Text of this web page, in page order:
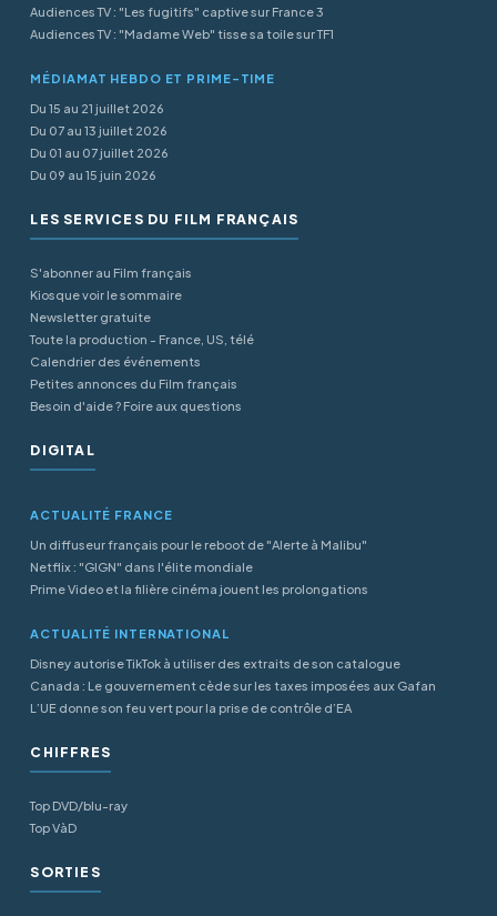
Audiences TV : "Les fugitifs" captive sur France 3
Audiences TV : "Madame Web" tisse sa toile sur TF1
MÉDIAMAT HEBDO ET PRIME-TIME
Du 15 au 21 juillet 2026
Du 07 au 13 juillet 2026
Du 01 au 07 juillet 2026
Du 09 au 15 juin 2026
LES SERVICES DU FILM FRANÇAIS
S'abonner au Film français
Kiosque voir le sommaire
Newsletter gratuite
Toute la production - France, US, télé
Calendrier des événements
Petites annonces du Film français
Besoin d'aide ? Foire aux questions
DIGITAL
ACTUALITÉ FRANCE
Un diffuseur français pour le reboot de "Alerte à Malibu"
Netflix : "GIGN" dans l'élite mondiale
Prime Video et la filière cinéma jouent les prolongations
ACTUALITÉ INTERNATIONAL
Disney autorise TikTok à utiliser des extraits de son catalogue
Canada : Le gouvernement cède sur les taxes imposées aux Gafan
L’UE donne son feu vert pour la prise de contrôle d’EA
CHIFFRES
Top DVD/blu-ray
Top VàD
SORTIES